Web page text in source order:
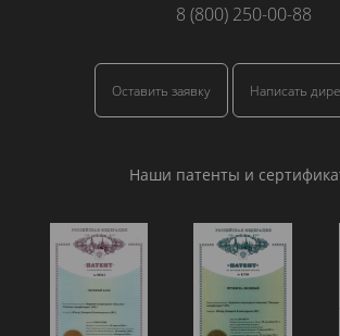
8 (800) 250-00-88
Оставить заявку Написать
Наши патенты и